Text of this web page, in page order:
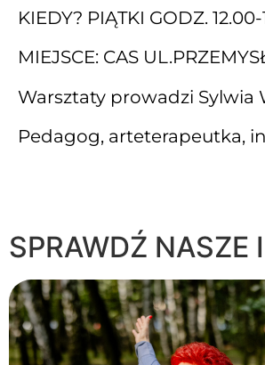
KIEDY? PIĄTKI GODZ.
MIEJSCE: CAS
Warsztaty prowadzi Sylwia
Pedagog, arteterapeutka,
SPRAWDŹ NASZE